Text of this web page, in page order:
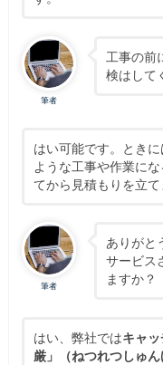
筆者
工事の前
検はして
はい可能です。とき
ような工事や作業に
てから見積もりを立て
筆者
ありがと
サービス
ますか？
はい、弊社ではキャ
厳」（ねつれつしゅん